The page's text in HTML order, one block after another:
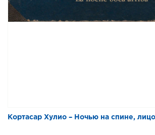
Кортасар Хулио – Ночью на спине,